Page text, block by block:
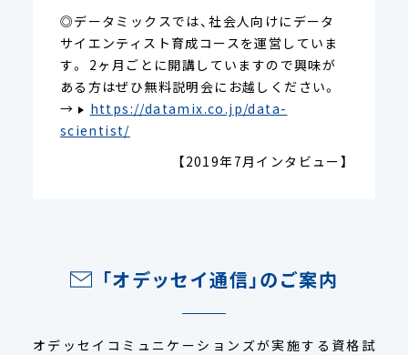
◎データミックスでは、社会人向けにデータ
サイエンティスト育成コースを運営していま
す。 2ヶ月ごとに開講していますので興味が
ある方はぜひ無料説明会にお越しください。
→
https://datamix.co.jp/data-
scientist/
【2019年7月インタビュー】
「オデッセイ通信」のご案内
オデッセイコミュニケーションズが実施する資格試